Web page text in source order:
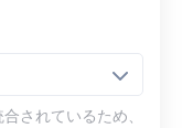
されているため、